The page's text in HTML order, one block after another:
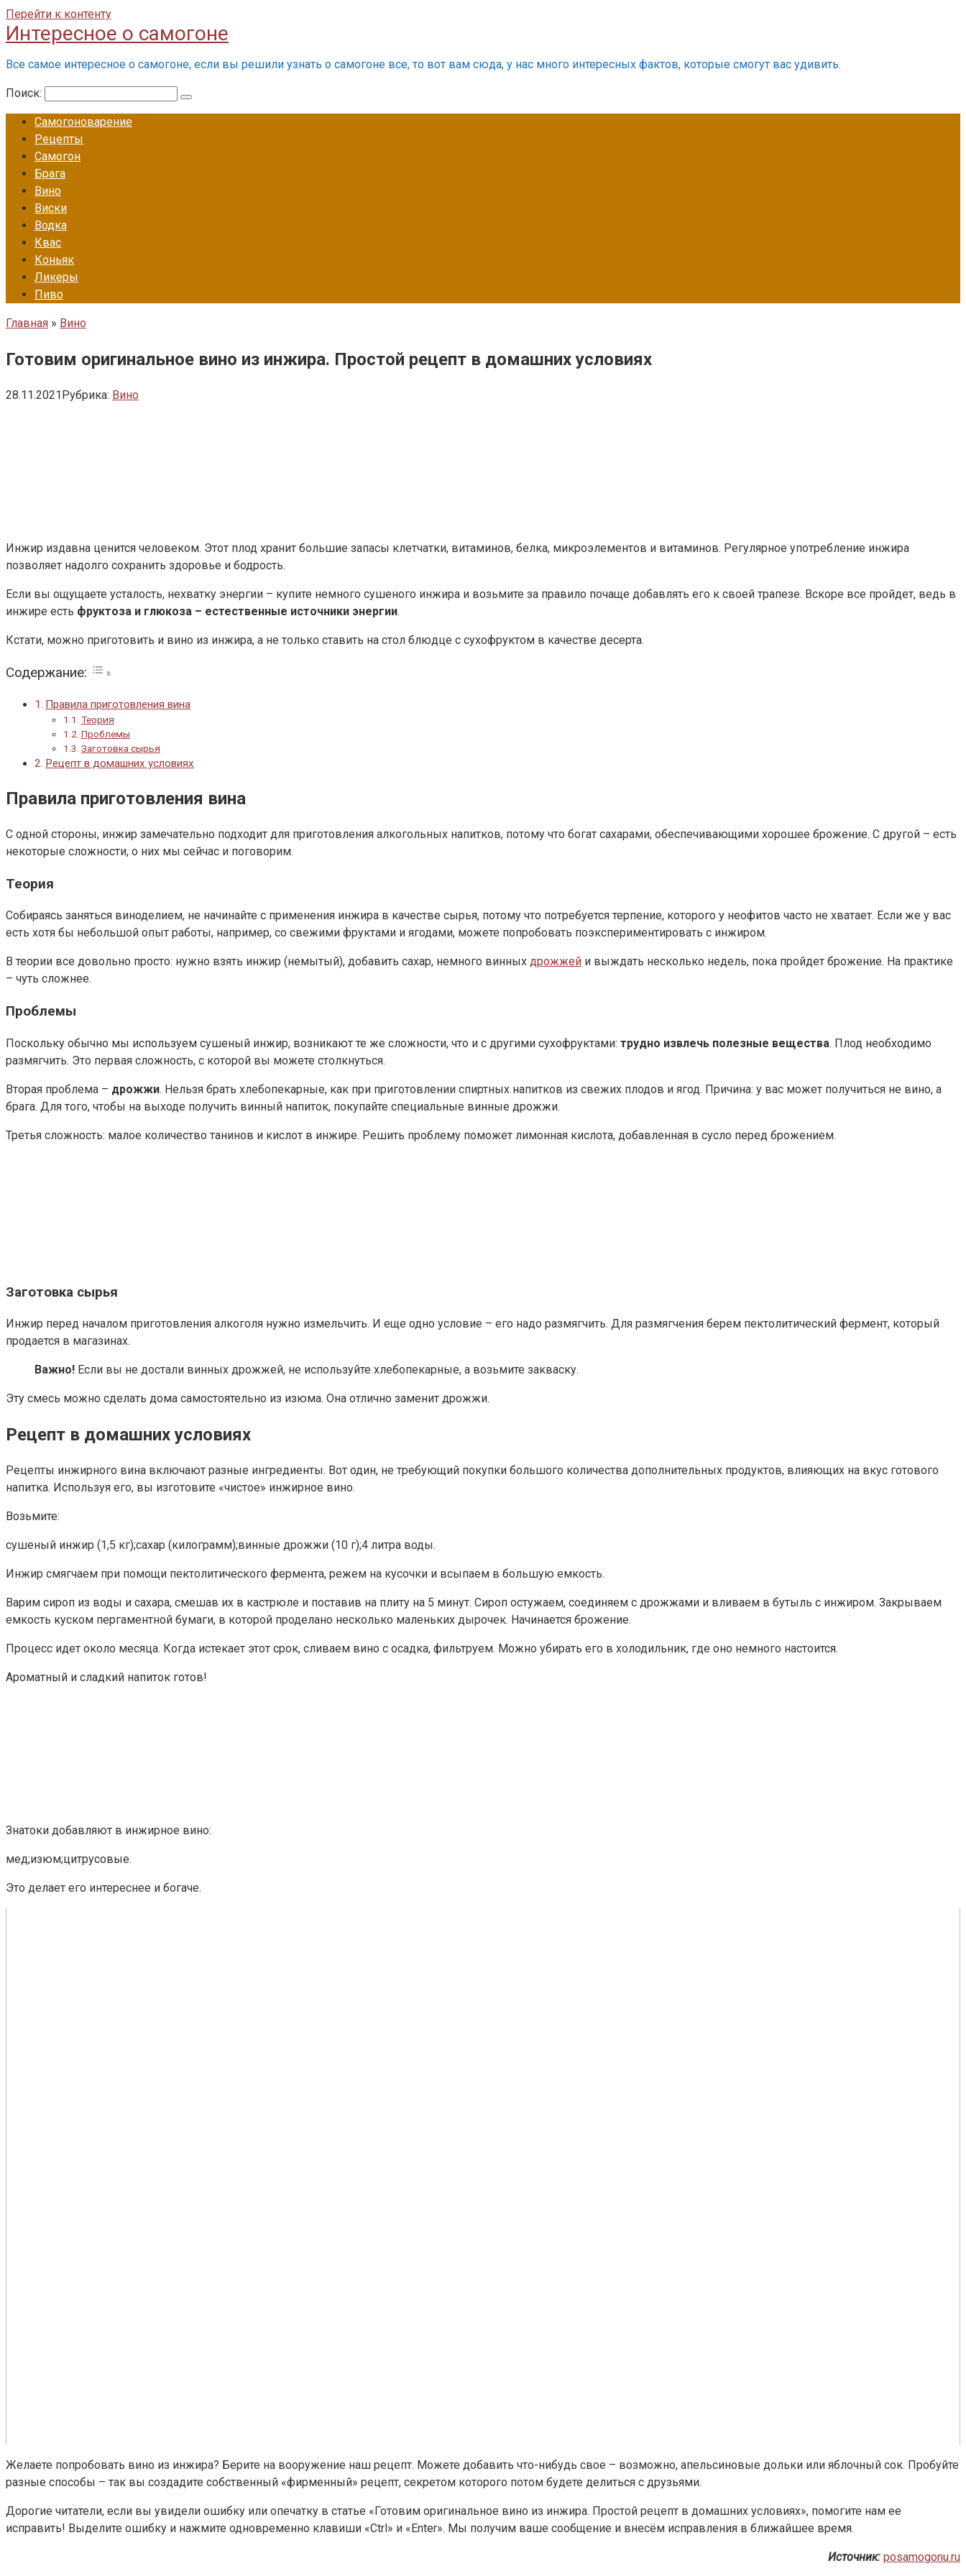
Перейти к контенту
Интересное о самогоне
Все самое интересное о самогоне, если вы решили узнать о самогоне все, то вот вам сюда, у нас много интересных фактов, которые смогут вас удивить.
Поиск:
Самогоноварение
Рецепты
Самогон
Брага
Вино
Виски
Водка
Квас
Коньяк
Ликеры
Пиво
Главная » Вино
Готовим оригинальное вино из инжира. Простой рецепт в домашних условиях
28.11.2021Рубрика: Вино
Инжир издавна ценится человеком. Этот плод хранит большие запасы клетчатки, витаминов, белка, микроэлементов и витаминов. Регулярное употребление инжира
позволяет надолго сохранить здоровье и бодрость.
Если вы ощущаете усталость, нехватку энергии – купите немного сушеного инжира и возьмите за правило почаще добавлять его к своей трапезе. Вскоре все пройдет, ведь в
инжире есть фруктоза и глюкоза – естественные источники энергии.
Кстати, можно приготовить и вино из инжира, а не только ставить на стол блюдце с сухофруктом в качестве десерта.
Содержание:
Правила приготовления вина
Теория
Проблемы
Заготовка сырья
Рецепт в домашних условиях
Правила приготовления вина
С одной стороны, инжир замечательно подходит для приготовления алкогольных напитков, потому что богат сахарами, обеспечивающими хорошее брожение. С другой – есть
некоторые сложности, о них мы сейчас и поговорим.
Теория
Собираясь заняться виноделием, не начинайте с применения инжира в качестве сырья, потому что потребуется терпение, которого у неофитов часто не хватает. Если же у вас
есть хотя бы небольшой опыт работы, например, со свежими фруктами и ягодами, можете попробовать поэкспериментировать с инжиром.
В теории все довольно просто: нужно взять инжир (немытый), добавить сахар, немного винных дрожжей и выждать несколько недель, пока пройдет брожение. На практике
– чуть сложнее.
Проблемы
Поскольку обычно мы используем сушеный инжир, возникают те же сложности, что и с другими сухофруктами: трудно извлечь полезные вещества. Плод необходимо
размягчить. Это первая сложность, с которой вы можете столкнуться.
Вторая проблема – дрожжи. Нельзя брать хлебопекарные, как при приготовлении спиртных напитков из свежих плодов и ягод. Причина: у вас может получиться не вино, а
брага. Для того, чтобы на выходе получить винный напиток, покупайте специальные винные дрожжи.
Третья сложность: малое количество танинов и кислот в инжире. Решить проблему поможет лимонная кислота, добавленная в сусло перед брожением.
Заготовка сырья
Инжир перед началом приготовления алкоголя нужно измельчить. И еще одно условие – его надо размягчить. Для размягчения берем пектолитический фермент, который
продается в магазинах.
Важно! Если вы не достали винных дрожжей, не используйте хлебопекарные, а возьмите закваску.
Эту смесь можно сделать дома самостоятельно из изюма. Она отлично заменит дрожжи.
Рецепт в домашних условиях
Рецепты инжирного вина включают разные ингредиенты. Вот один, не требующий покупки большого количества дополнительных продуктов, влияющих на вкус готового
напитка. Используя его, вы изготовите «чистое» инжирное вино.
Возьмите:
сушеный инжир (1,5 кг);сахар (килограмм);винные дрожжи (10 г);4 литра воды.
Инжир смягчаем при помощи пектолитического фермента, режем на кусочки и всыпаем в большую емкость.
Варим сироп из воды и сахара, смешав их в кастрюле и поставив на плиту на 5 минут. Сироп остужаем, соединяем с дрожжами и вливаем в бутыль с инжиром. Закрываем
емкость куском пергаментной бумаги, в которой проделано несколько маленьких дырочек. Начинается брожение.
Процесс идет около месяца. Когда истекает этот срок, сливаем вино с осадка, фильтруем. Можно убирать его в холодильник, где оно немного настоится.
Ароматный и сладкий напиток готов!
Знатоки добавляют в инжирное вино:
мед;изюм;цитрусовые.
Это делает его интереснее и богаче.
Желаете попробовать вино из инжира? Берите на вооружение наш рецепт. Можете добавить что-нибудь свое – возможно, апельсиновые дольки или яблочный сок. Пробуйте
разные способы – так вы создадите собственный «фирменный» рецепт, секретом которого потом будете делиться с друзьями.
Дорогие читатели, если вы увидели ошибку или опечатку в статье «Готовим оригинальное вино из инжира. Простой рецепт в домашних условиях», помогите нам ее
исправить! Выделите ошибку и нажмите одновременно клавиши «Ctrl» и «Enter». Мы получим ваше сообщение и внесём исправления в ближайшее время.
Источник: posamogonu.ru